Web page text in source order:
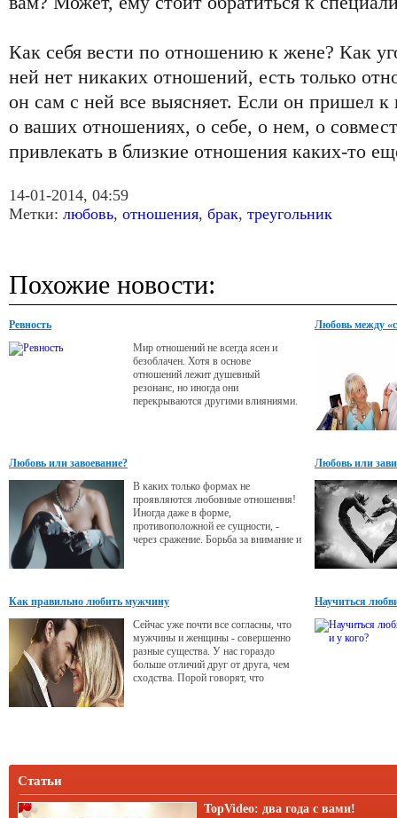
Как себя вести по отношению к жене? Как
ней нет никаких отношений, есть только
он сам с ней все выясняет. Если он пришел к
о ваших отношениях, о себе, о нем, о
привлекать в близкие отношения каких-то
14-01-2014, 04:59
Метки: любовь, отношения, брак, треугольник
Похожие новости:
Ревность
Мир отношений не всегда ясен и
безоблачен. Хотя в основе
отношений лежит душевный
резонанс, но иногда они
перекрываются другими влияниями.
ли не как атрибут настоящей любви,
при более глубоком рассмотрении
сути любви и ревности
Любовь между
Любовь или завоевание?
В каких только формах не
проявляются любовные отношения!
Иногда даже в форме,
противоположной ее сущности, -
через сражение. Борьба за внимание и
Но, судя по некоторым письмам,
принять такую идею не всем легко.
Любовь или
Как правильно любить мужчину
Сейчас уже почти все согласны, что
мужчины и женщины - совершенно
разные существа. У нас гораздо
больше отличий друг от друга, чем
сходства. Порой говорят, что
Научиться
Статьи
TopVideo: два года с вами!